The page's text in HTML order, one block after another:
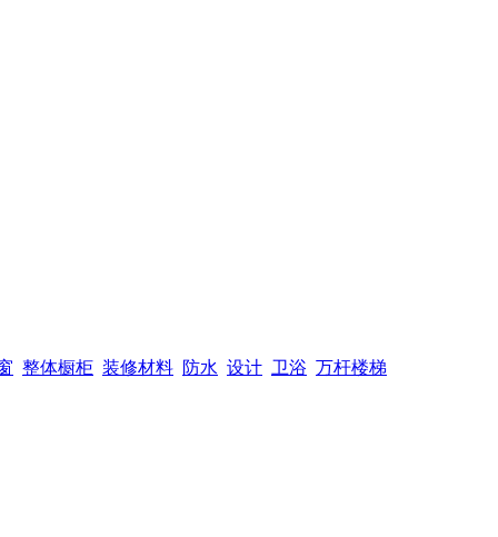
整体橱柜 装修材料 防水 设计 卫浴 万杆楼梯